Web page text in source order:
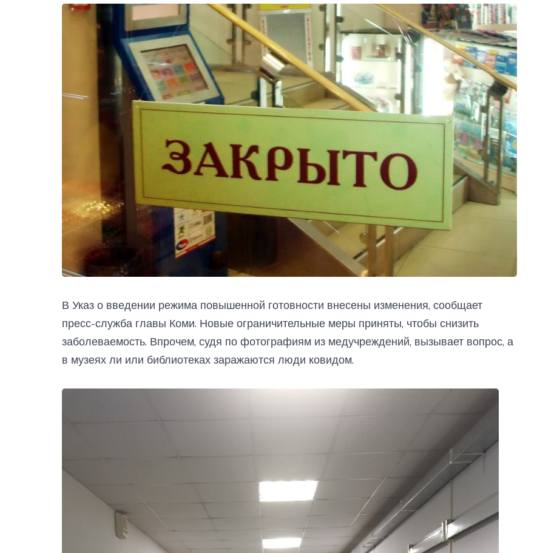
В Указ о введении режима повышенной готовности внесены изменения, сообщает
пресс-служба главы Коми. Новые ограничительные меры приняты, чтобы снизить
заболеваемость. Впрочем, судя по фотографиям из медучреждений, вызывает вопрос, а
в музеях ли или библиотеках заражаются люди ковидом.